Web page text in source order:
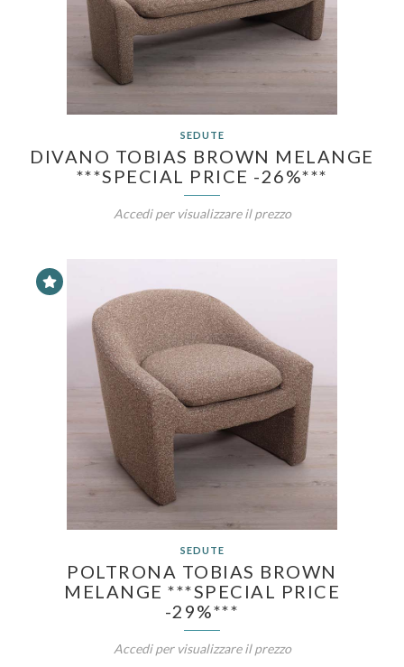
SEDUTE
DIVANO TOBIAS BROWN MELANGE
***SPECIAL PRICE -26%***
Accedi per visualizzare il prezzo
SEDUTE
POLTRONA TOBIAS BROWN
MELANGE ***SPECIAL PRICE
-29%***
Accedi per visualizzare il prezzo